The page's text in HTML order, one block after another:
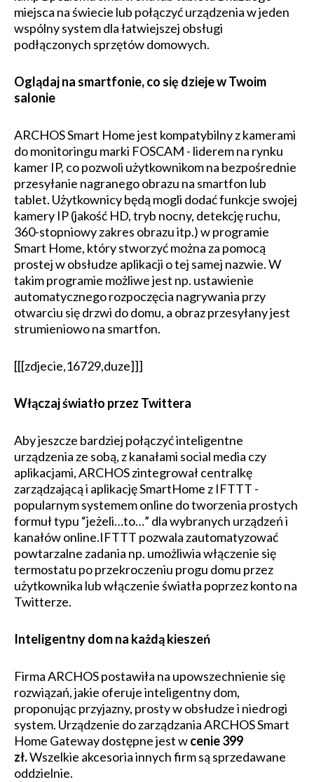
miejsca na świecie lub połączyć urządzenia w jeden
wspólny system dla łatwiejszej obsługi
podłączonych sprzętów domowych.
Oglądaj na smartfonie, co się dzieje w Twoim
salonie
ARCHOS Smart Home jest kompatybilny z kamerami
do monitoringu marki FOSCAM - liderem na rynku
kamer IP, co pozwoli użytkownikom na bezpośrednie
przesyłanie nagranego obrazu na smartfon lub
tablet. Użytkownicy będą mogli dodać funkcje swojej
kamery IP (jakość HD, tryb nocny, detekcję ruchu,
360-stopniowy zakres obrazu itp.) w programie
Smart Home, który stworzyć można za pomocą
prostej w obsłudze aplikacji o tej samej nazwie. W
takim programie możliwe jest np. ustawienie
automatycznego rozpoczęcia nagrywania przy
otwarciu się drzwi do domu, a obraz przesyłany jest
strumieniowo na smartfon.
[[[zdjecie,16729,duze]]]
Włączaj światło przez Twittera
Aby jeszcze bardziej połączyć inteligentne
urządzenia ze sobą, z kanałami social media czy
aplikacjami, ARCHOS zintegrował centralkę
zarządzającą i aplikację SmartHome z IFTTT -
popularnym systemem online do tworzenia prostych
formuł typu “jeżeli…to…” dla wybranych urządzeń i
kanałów online.IFTTT pozwala zautomatyzować
powtarzalne zadania np. umożliwia włączenie się
termostatu po przekroczeniu progu domu przez
użytkownika lub włączenie światła poprzez konto na
Twitterze.
Inteligentny dom na każdą kieszeń
Firma ARCHOS postawiła na upowszechnienie się
rozwiązań, jakie oferuje inteligentny dom,
proponując przyjazny, prosty w obsłudze i niedrogi
system. Urządzenie do zarządzania ARCHOS Smart
Home Gateway dostępne jest wcenie 399
zł.Wszelkie akcesoria innych firm są sprzedawane
oddzielnie.